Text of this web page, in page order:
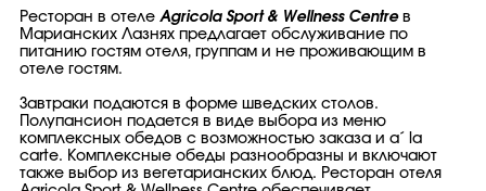
Ресторан в отеле Agricola Sport & Wellness Centre в
Марианских Лазнях предлагает обслуживание по
питанию гостям отеля, группам и не проживающим в
отеле гостям.
Завтраки подаются в форме шведских столов.
Полупансион подается в виде выбора из меню
комплексных обедов с возможностью заказа и a´ la
carte. Комплексные обеды разнообразны и включают
также выбор из вегетарианских блюд. Ресторан отеля